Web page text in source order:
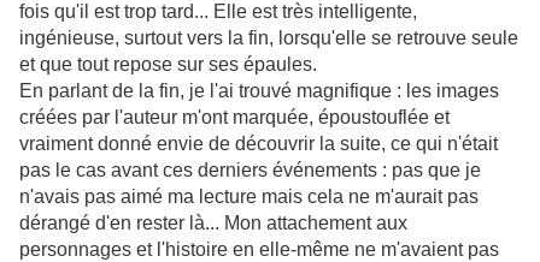
fois qu'il est trop tard... Elle est très intelligente,
ingénieuse, surtout vers la fin, lorsqu'elle se retrouve seule
et que tout repose sur ses épaules.
En parlant de la fin, je l'ai trouvé magnifique : les images
créées par l'auteur m'ont marquée, époustouflée et
vraiment donné envie de découvrir la suite, ce qui n'était
pas le cas avant ces derniers événements : pas que je
n'avais pas aimé ma lecture mais cela ne m'aurait pas
dérangé d'en rester là... Mon attachement aux
personnages et l'histoire en elle-même ne m'avaient pas